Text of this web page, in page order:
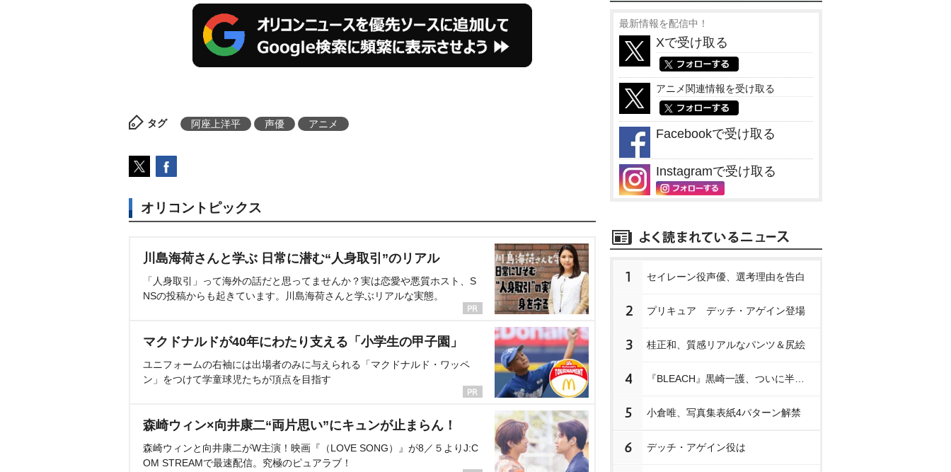
タグ 阿座上洋平 声優 アニメ
オリコントピックス
川島海荷さんと学ぶ 日常に潜む“人身取引”のリアル
「人身取引」って海外の話だと思ってませんか？実は恋愛や悪質ホスト、S
NSの投稿からも起きています。川島海荷さんと学ぶリアルな実態。
マクドナルドが40年にわたり支える「小学生の甲子園」
ユニフォームの右袖には出場者のみに与えられる「マクドナルド・ワッペ
ン」をつけて学童球児たちが頂点を目指す
森崎ウィン×向井康二“両片思い”にキュンが止まらん！
森崎ウィンと向井康二がW主演！映画『（LOVE SONG）』が8／５よりJ:C
OM STREAMで最速配信。究極のピュアラブ！
最新情報を配信中！
Xで受け取る
アニメ関連情報を受け取る
Facebookで受け取る
Instagramで受け取る
1 セイレーン役声優、選考理由を告白
2 プリキュア デッチ・アゲイン登場
3 桂正和、質感リアルなパンツ＆尻絵
4
5 小倉唯、写真集表紙4パターン解禁
6 デッチ・アゲイン役は